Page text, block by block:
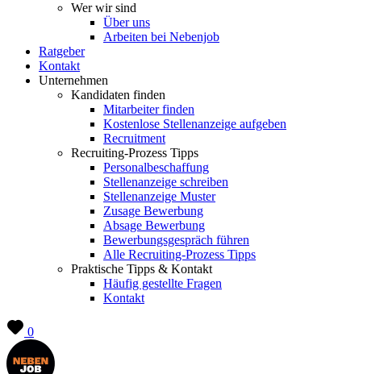
Wer wir sind
Über uns
Arbeiten bei Nebenjob
Ratgeber
Kontakt
Unternehmen
Kandidaten finden
Mitarbeiter finden
Kostenlose Stellenanzeige aufgeben
Recruitment
Recruiting-Prozess Tipps
Personalbeschaffung
Stellenanzeige schreiben
Stellenanzeige Muster
Zusage Bewerbung
Absage Bewerbung
Bewerbungsgespräch führen
Alle Recruiting-Prozess Tipps
Praktische Tipps & Kontakt
Häufig gestellte Fragen
Kontakt
0